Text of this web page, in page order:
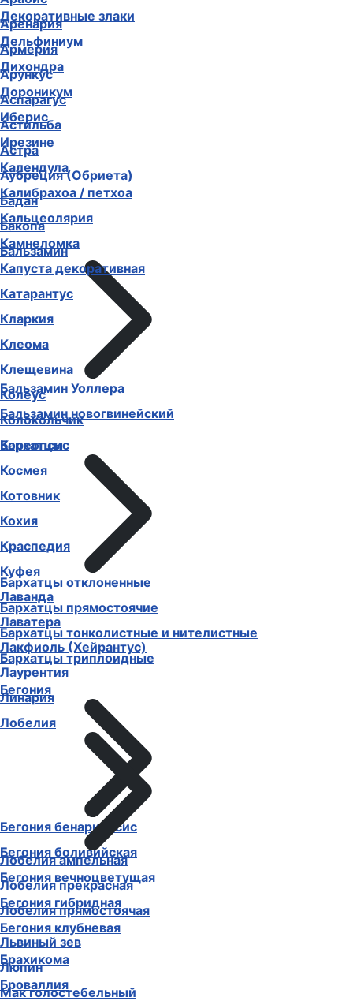
Аренария
Армерия
Арункус
Аспарагус
Астильба
Астра
Аубреция (Обриета)
Бадан
Бакопа
Бальзамин
Бальзамин Уоллера
Бальзамин новогвинейский
Бархатцы
Бархатцы отклоненные
Бархатцы прямостоячие
Бархатцы тонколистные и нителистные
Бархатцы триплоидные
Бегония
Бегония бенариенсис
Бегония боливийская
Бегония вечноцветущая
Бегония гибридная
Бегония клубневая
Брахикома
Броваллия
Декоративные злаки
Дельфиниум
Дихондра
Дороникум
Иберис
Ирезине
Календула
Калибрахоа / петхоа
Кальцеолярия
Камнеломка
Капуста декоративная
Катарантус
Кларкия
Клеома
Клещевина
Колеус
Колокольчик
Кореопсис
Космея
Котовник
Кохия
Краспедия
Куфея
Лаванда
Лаватера
Лакфиоль (Хейрантус)
Лаурентия
Линария
Лобелия
Лобелия ампельная
Лобелия прекрасная
Лобелия прямостоячая
Львиный зев
Люпин
Мак голостебельный